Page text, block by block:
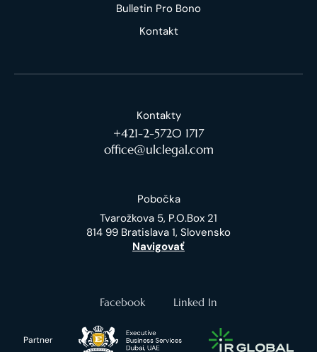
Bulletin Pro Bono
Kontakt
Kontakty
+421-2-5720 1717
office@ulclegal.com
Pobočka
Tvarožkova 5, P.O.Box 21
814 99 Bratislava 1, Slovensko
Navigovať
Facebook Linked In
Partner